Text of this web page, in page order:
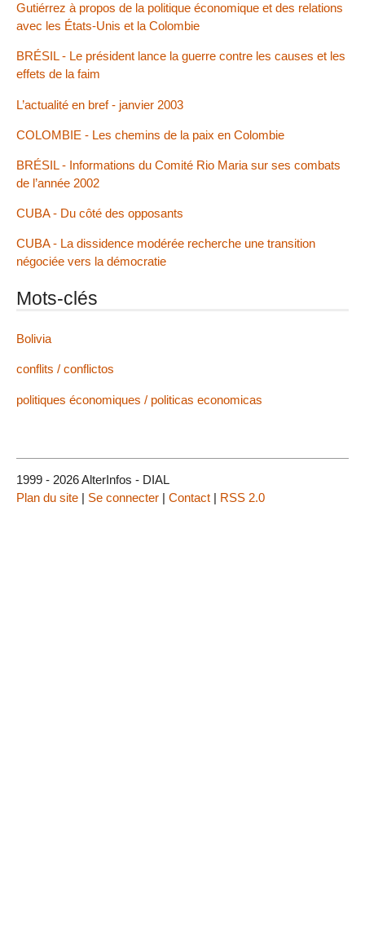
Gutiérrez à propos de la politique économique et des relations
avec les États-Unis et la Colombie
BRÉSIL - Le président lance la guerre contre les causes et les
effets de la faim
L’actualité en bref - janvier 2003
COLOMBIE - Les chemins de la paix en Colombie
BRÉSIL - Informations du Comité Rio Maria sur ses combats
de l’année 2002
CUBA - Du côté des opposants
CUBA - La dissidence modérée recherche une transition
négociée vers la démocratie
Mots-clés
Bolivia
conflits / conflictos
politiques économiques / politicas economicas
1999 - 2026 AlterInfos - DIAL
Plan du site
Se connecter Contact RSS 2.0